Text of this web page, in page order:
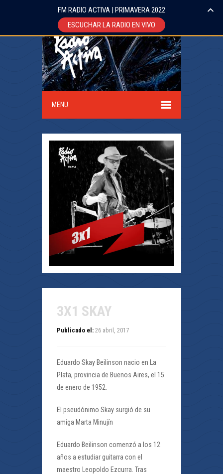
MENU
3X1 SKAY
Publicado el: 26 abril, 2017
Eduardo Skay Beilinson nacio en La
Plata, provincia de Buenos Aires, el 15
de enero de 1952.
El pseudónimo Skay surgió de su
amiga Marta Minujín
Eduardo Beilinson comenzó a los 12
años a estudiar guitarra con el
maestro Leopoldo Ezcurra. Tras
FM RADIO ACTIVA | PRIMAVERA 2022
ESCUCHAR LA RADIO EN VIVO